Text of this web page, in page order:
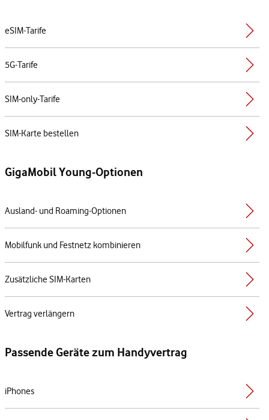
eSIM-Tarife
5G-Tarife
SIM-only-Tarife
SIM-Karte bestellen
GigaMobil Young-Optionen
Ausland- und Roaming-Optionen
Mobilfunk und Festnetz kombinieren
Zusätzliche SIM-Karten
Vertrag verlängern
Passende Geräte zum Handyvertrag
iPhones